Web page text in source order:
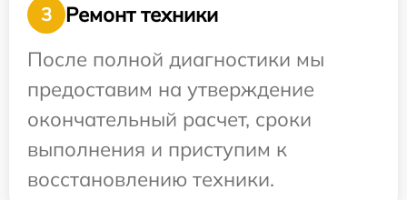
3
Ремонт техники
После полной диагностики мы
предоставим на утверждение
окончательный расчет, сроки
выполнения и приступим к
восстановлению техники.